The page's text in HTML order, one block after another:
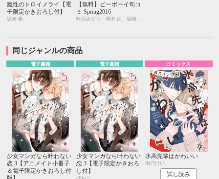
魔性のトロイメライ【電
子限定かきおろし付】
坂崎 春
【無料】ビーボーイ旬コ
ミ Spring2016
同じジャンルの商品
電子書籍
少女マンガなら叶わない
恋 3【アニメイト小冊子
＆電子限定かきおろし付
電子書籍
少女マンガなら叶わない
恋 3【電子限定かきおろ
し付】
ほわこ
コミックス
氷高先輩はかわいい
雨乃けい
試し読み